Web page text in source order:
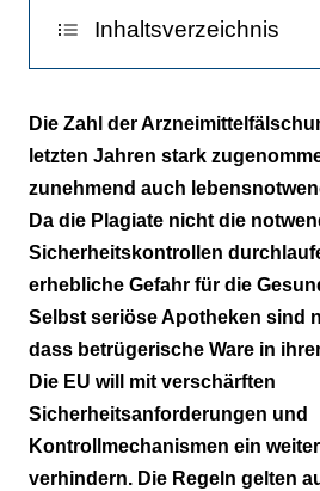
Inhaltsverzeichnis
Apotheken kaum
Dubioser Internethandel
Über Grenzen hinweg
Die Zahl der
letzten Jahren stark
zunehmend auch
Da die Plagiate nicht die
Sicherheitskontrollen
erhebliche Gefahr für die
Selbst seriöse Apotheken sind
dass betrügerische Ware in
Die EU will mit verschärften
Sicherheitsanforderungen und
Kontrollmechanismen ein
verhindern. Die Regeln gelten